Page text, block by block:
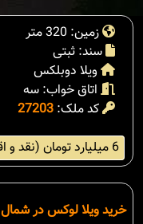
زمین: 320 متر
سند: ثبتی
ویلا دوبلکس
اتاق خواب: سه
کد ملک: 27203
6 میلیارد تومان (نقد و اقساط)
خرید ویلا لوکس در شمال